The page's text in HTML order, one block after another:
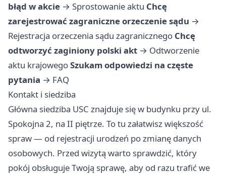
błąd w akcie → Sprostowanie aktu Chcę
zarejestrować zagraniczne orzeczenie sądu →
Rejestracja orzeczenia sądu zagranicznego Chcę
odtworzyć zaginiony polski akt → Odtworzenie
aktu krajowegoSzukam odpowiedzi na częste
pytania → FAQ
Kontakt i siedziba
Główna siedziba USC znajduje się w budynku przy ul.
Spokojna 2, na II piętrze. To tu załatwisz większość
spraw — od rejestracji urodzeń po zmianę danych
osobowych. Przed wizytą warto sprawdzić, który
pokój obsługuje Twoją sprawę, aby od razu trafić we